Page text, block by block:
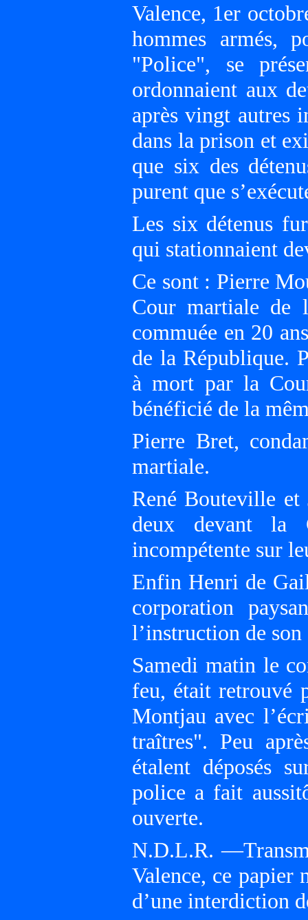
Valence, 1er
hommes armés,
"Police", se
ordonnaient aux
après vingt autres
dans la prison et
que six des
purent que
Les six détenus
qui stationnaient
Ce sont : Pierre
Cour martiale de
commuée en 20
de la République.
à mort par la
bénéficié de la
Pierre Bret,
martiale.
René Bouteville et
deux devant la
incompétente sur
Enfin Henri de
corporation
l’instruction de son
Samedi matin le
feu, était retrouvé
Montjau avec
traîtres". Peu
étalent déposés
police a fait
ouverte.
N.D.L.R.
Valence, ce papier
d’une interdiction